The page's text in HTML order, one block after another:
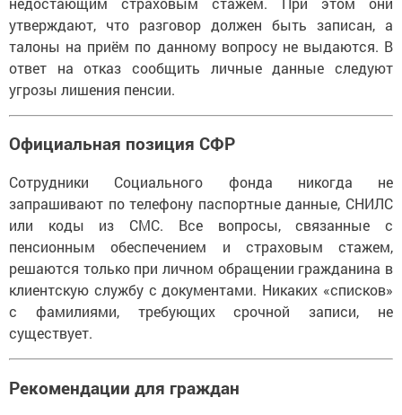
утверждают, что разговор должен быть записан, а
талоны на приём по данному вопросу не выдаются. В
ответ на отказ сообщить личные данные следуют
угрозы лишения пенсии.
Официальная позиция СФР
Сотрудники Социального фонда никогда не
запрашивают по телефону паспортные данные, СНИЛС
или коды из СМС. Все вопросы, связанные с
пенсионным обеспечением и страховым стажем,
решаются только при личном обращении гражданина в
клиентскую службу с документами. Никаких «списков»
с фамилиями, требующих срочной записи, не
существует.
Рекомендации для граждан